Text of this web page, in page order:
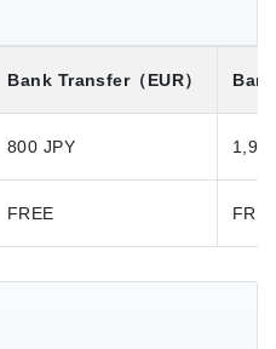
Bank Transfer（EUR）
800 JPY
FREE